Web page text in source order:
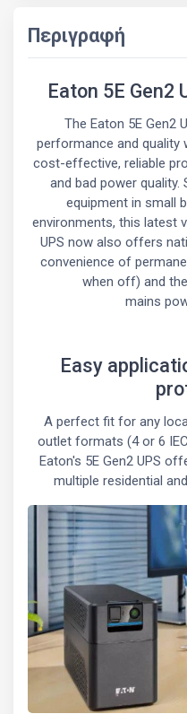
Περιγραφή
Eaton 5E Gen2
The Eaton 5E Gen2
performance and
cost-effective, reliable
and bad power
equipment in small
environments, this latest
UPS now also offers
convenience of
when off) and
mains
Easy
A perfect fit for any
outlet formats (4 or 6
Eaton's 5E Gen2 UPS
multiple residential